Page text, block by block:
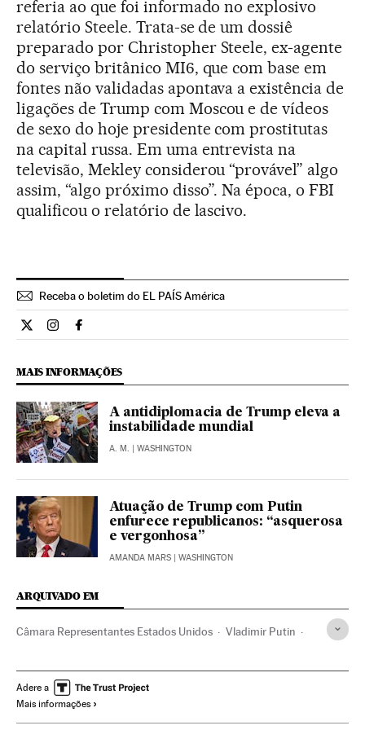
referia ao que foi informado no explosivo
relatório Steele. Trata-se de um dossiê
preparado por Christopher Steele, ex-agente
do serviço britânico MI6, que com base em
fontes não validadas apontava a existência de
ligações de Trump com Moscou e de vídeos
de sexo do hoje presidente com prostitutas
na capital russa. Em uma entrevista na
televisão, Mekley considerou “provável” algo
assim, “algo próximo disso”. Na época, o FBI
qualificou o relatório de lascivo.
Receba o boletim do EL PAÍS América
Internacional El País Brasil en Twitter
Internacional El País Brasil en Instagram
Internacional El País Brasil en Facebook
MAIS INFORMAÇÕES
A antidiplomacia de Trump eleva a
instabilidade mundial
A. M. | WASHINGTON
Atuação de Trump com Putin
enfurece republicanos: “asquerosa
e vergonhosa”
AMANDA MARS | WASHINGTON
ARQUIVADO EM
Câmara Representantes Estados Unidos Vladimir Putin
Kremlin Casa Branca Incidentes eleições
Eleições EUA
Adere a
Mais informações